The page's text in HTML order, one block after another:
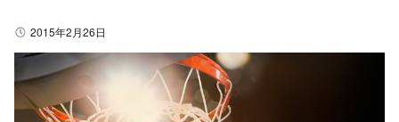
2015年2月26日